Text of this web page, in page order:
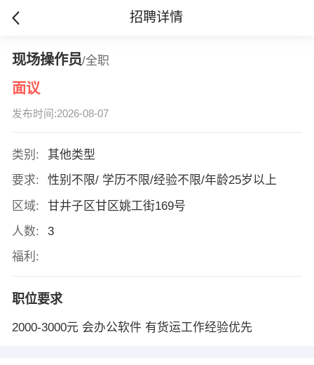
招聘详情
现场操作员/全职
面议
发布时间:2026-08-07
类别:
其他类型
要求:
性别不限/ 学历不限/经验不限/年龄25岁以上
区域:
甘井子区甘区姚工街169号
人数:
3
福利:
职位要求
2000-3000元 会办公软件 有货运工作经验优先